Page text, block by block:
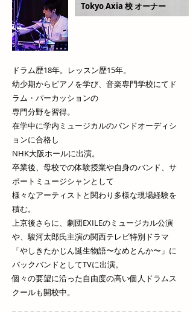
Tokyo Axia 校 オーナー
ドラム歴18年。レッスン歴15年。
幼少期からピアノを学び、音楽専門学校にてド
ラム・パーカッションの
専門分野を習得。
在学中に学内ミュージカルのバンドオーディシ
ョンに合格し
NHK大阪ホールに出演。
卒業後、母校での体験授業や自身のバンド、サ
ポートミュージシャンとして
様々なアーティストと関わり多様な現場経験を
積む。
上京後さらに、劇団EXILEのミュージカル公演
や、駿河太郎氏主演の関西テレビ特別ドラマ
「やしきたかじん誕生物語〜なめとんか〜」に
バックバンドとしてTVに出演。
個々の要望に沿った自由度の高い個人ドラムス
クールも開校中。